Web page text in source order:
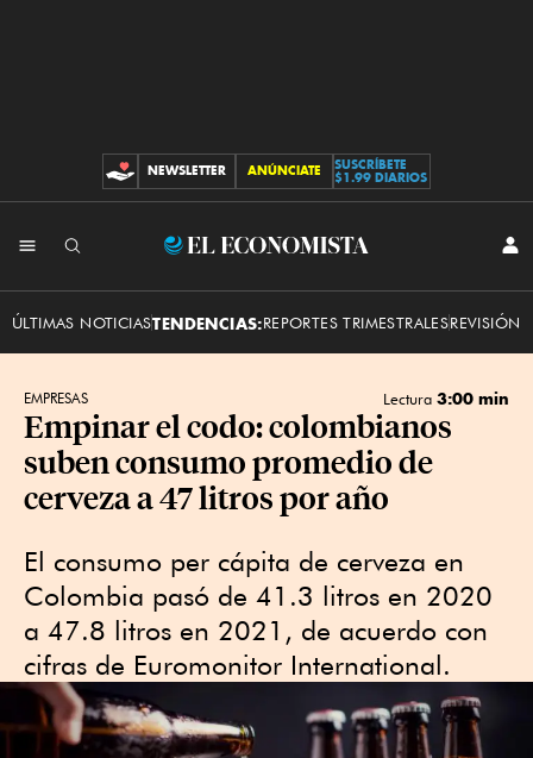
CONTRIBUCIONES
NEWSLETTER ANÚNCIATE
SUSCRÍBETE
$1.99 DIARIOS
El
ÚLTIMAS NOTICIASTENDENCIAS:REPORTES TRIMESTRALESREVISIÓN
EMPRESAS Lectura 3:00 min
Empinar el codo: colombianos
suben consumo promedio de
cerveza a 47 litros por año
El consumo per cápita de cerveza en
Colombia pasó de 41.3 litros en 2020
a 47.8 litros en 2021, de acuerdo con
cifras de Euromonitor International.